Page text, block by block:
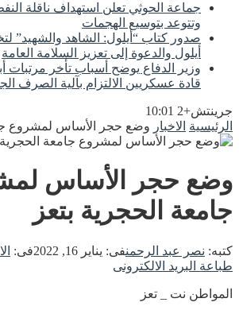
جماعة الحوثي تعلن استهداف ناقلة
وتتوعد بتوسيع الهجمات
صدور كتاب “أيلول: الشاهد والشهيد”
أيلول والدعوة إلى تعزيز السلامة العامة
وزير الدفاع يوضح أسباب تأخر
قادة عسكريين الالتزام بآلية الصرف
جرينتش+2 10:01
الرئيسية الاخبار وضع حجر الأساس لمشروع
وضع حجر الأساس
جامعة الحجرية بتعز
كتبه: نصر عبد الرحمنفى: يناير 16, 2022 فى:
طباعة البريد الالكترونى
المواطن نت _ تعز